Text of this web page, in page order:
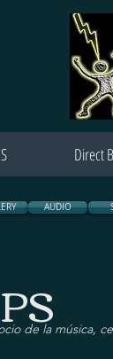
Direct
AUDIO
de la música,